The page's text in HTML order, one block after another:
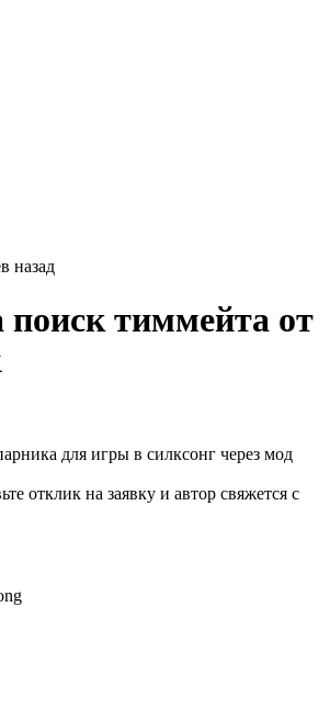
назад
поиск тиммейта от
для игры в силксонг через мод
отклик на заявку и автор свяжется с